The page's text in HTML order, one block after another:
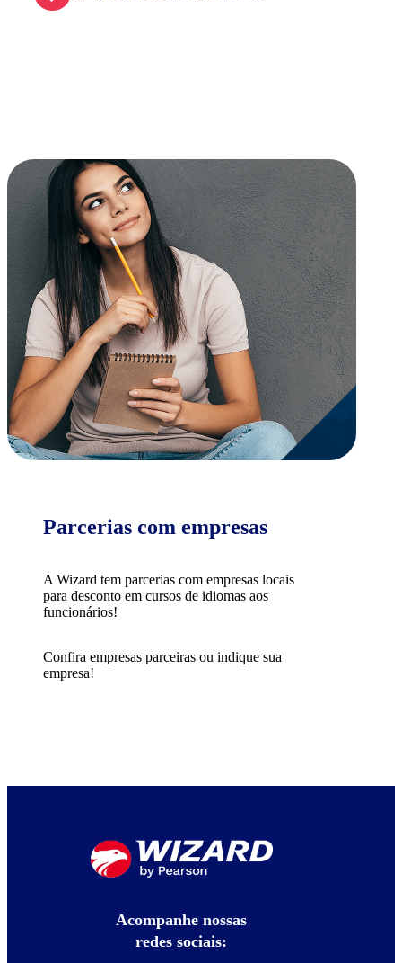
Parcerias com empresas
A Wizard tem parcerias com empresas locais
para desconto em cursos de idiomas aos
funcionários!
Confira empresas parceiras ou indique sua
empresa!
Acompanhe nossas
redes sociais: